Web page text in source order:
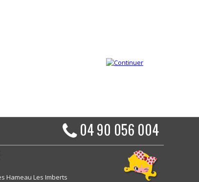
04 90 056 004
Hameau Les Imberts